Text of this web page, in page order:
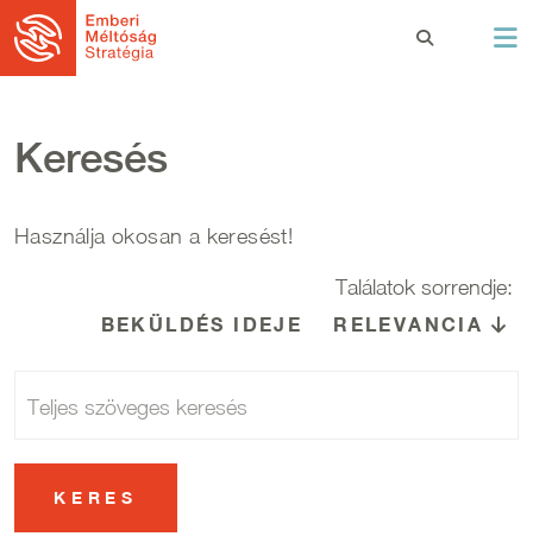
Ugrás a tartalomra
Keresés
Használja okosan a keresést!
Találatok sorrendje:
BEKÜLDÉS IDEJE RELEVANCIA
Teljes szöveges keresés